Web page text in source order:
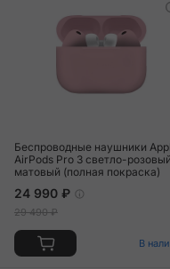
Беспроводные наушники
AirPods Pro 3 светло-розовый
матовый (полная покраска)
24 990 ₽
29 490 ₽
В